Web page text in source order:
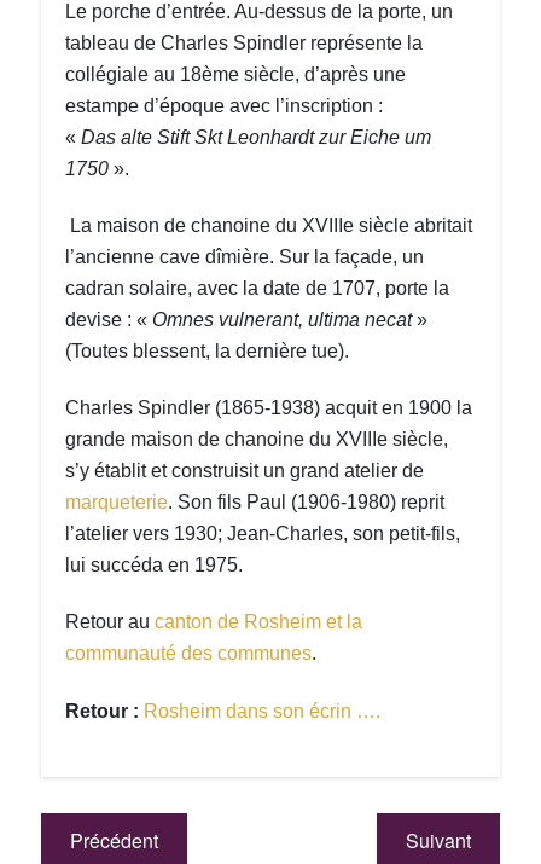
Le porche d’entrée. Au-dessus de la porte, un
tableau de Charles Spindler représente la
collégiale au 18ème siècle, d’après une
estampe d’époque avec l’inscription :
«Das alte Stift Skt Leonhardt zur Eiche um
1750 ».
La maison de chanoine du XVIIIe siècle abritait
l’ancienne cave dîmière. Sur la façade, un
cadran solaire, avec la date de 1707, porte la
devise : « Omnes vulnerant, ultima necat»
(Toutes blessent, la dernière tue).
Charles Spindler (1865-1938) acquit en 1900 la
grande maison de chanoine du XVIIIe siècle,
s’y établit et construisit un grand atelier de
marqueterie. Son fils Paul (1906-1980) reprit
l’atelier vers 1930; Jean-Charles, son petit-fils,
lui succéda en 1975.
Retour aucanton de Rosheim et la
communauté des communes.
Retour : Rosheim dans son écrin ….
Précédent Suivant